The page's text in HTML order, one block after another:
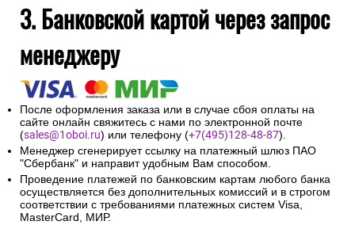
3. Банковской картой через запрос
менеджеру
После оформления заказа или в случае сбоя оплаты на
сайте онлайн свяжитесь с нами по электронной почте
(sales@1oboi.ru) или телефону (+7(495)128-48-87).
Менеджер сгенерирует ссылку на платежный шлюз ПАО
"Сбербанк" и направит удобным Вам способом.
Проведение платежей по банковским картам любого банка
осуществляется без дополнительных комиссий и в строгом
соответствии с требованиями платежных систем Visa,
MasterCard, МИР.